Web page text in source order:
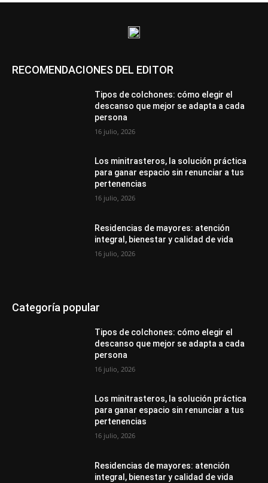
RECOMENDACIONES DEL EDITOR
Tipos de colchones: cómo elegir el
descanso que mejor se adapta a cada
persona
16 julio, 2026
Los minitrasteros, la solución práctica
para ganar espacio sin renunciar a tus
pertenencias
16 julio, 2026
Residencias de mayores: atención
integral, bienestar y calidad de vida
16 julio, 2026
Categoría popular
Tipos de colchones: cómo elegir el
descanso que mejor se adapta a cada
persona
16 julio, 2026
Los minitrasteros, la solución práctica
para ganar espacio sin renunciar a tus
pertenencias
16 julio, 2026
Residencias de mayores: atención
integral, bienestar y calidad de vida